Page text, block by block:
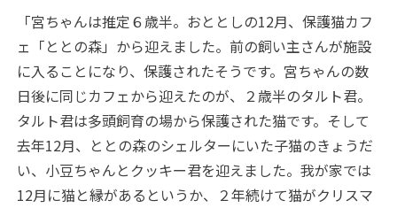
「宮ちゃんは推定６歳半。おととしの12月、保護猫カフ
ェ「ととの森」から迎えました。前の飼い主さんが施設
に入ることになり、保護されたそうです。宮ちゃんの数
日後に同じカフェから迎えたのが、２歳半のタルト君。
タルト君は多頭飼育の場から保護された猫です。そして
去年12月、ととの森のシェルターにいた子猫のきょうだ
い、小豆ちゃんとクッキー君を迎えました。我が家では
12月に猫と縁があるというか、２年続けて猫がクリスマ